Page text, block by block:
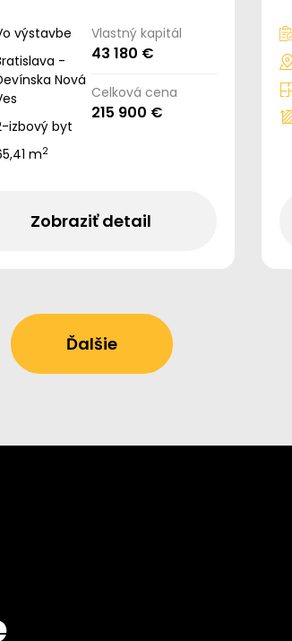
výstavbe
-
Nová
izbový byt
m2
Vlastný kapitál
43 180 €
Celková cena
215 900 €
Zobraziť detail
Ďalšie